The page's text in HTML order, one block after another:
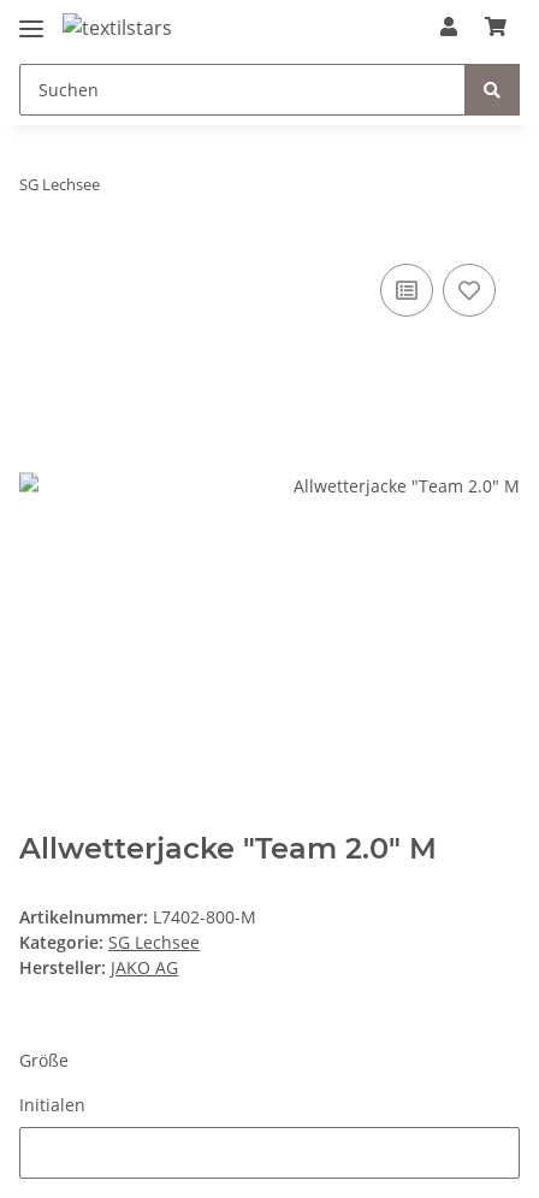
SG Lechsee
Allwetterjacke "Team 2.0" M
Artikelnummer: L7402-800-M
Kategorie: SG Lechsee
Hersteller: JAKO AG
Größe
Initialen